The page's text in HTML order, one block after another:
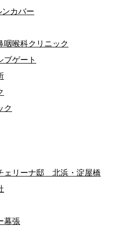
カバー
咽喉科クリニック
ブゲート
ク
ェリーナ邸 北浜・淀屋橋
幕張